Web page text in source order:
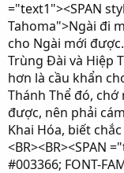
="text1"><SPAN
Tahoma">Ngài đi
cho Ngài mới
Trùng Ðài và Hiệp
hơn là cầu khẩn
Thánh Thể đó,
được, nên phải
Khai Hóa, biết
<BR><BR><SPAN
#003366; FONT-